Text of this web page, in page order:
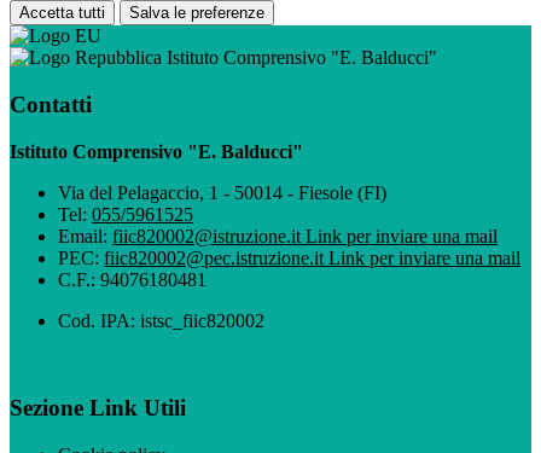
Accetta tutti Salva le preferenze
Istituto Comprensivo "E. Balducci"
Contatti
Istituto Comprensivo "E. Balducci"
Via del Pelagaccio, 1 - 50014 - Fiesole (FI)
Tel: 055/5961525
Email: fiic820002@istruzione.it Link per inviare una mail
PEC: fiic820002@pec.istruzione.it Link per inviare una mail
C.F.: 94076180481
Cod. IPA: istsc_fiic820002
Sezione Link Utili